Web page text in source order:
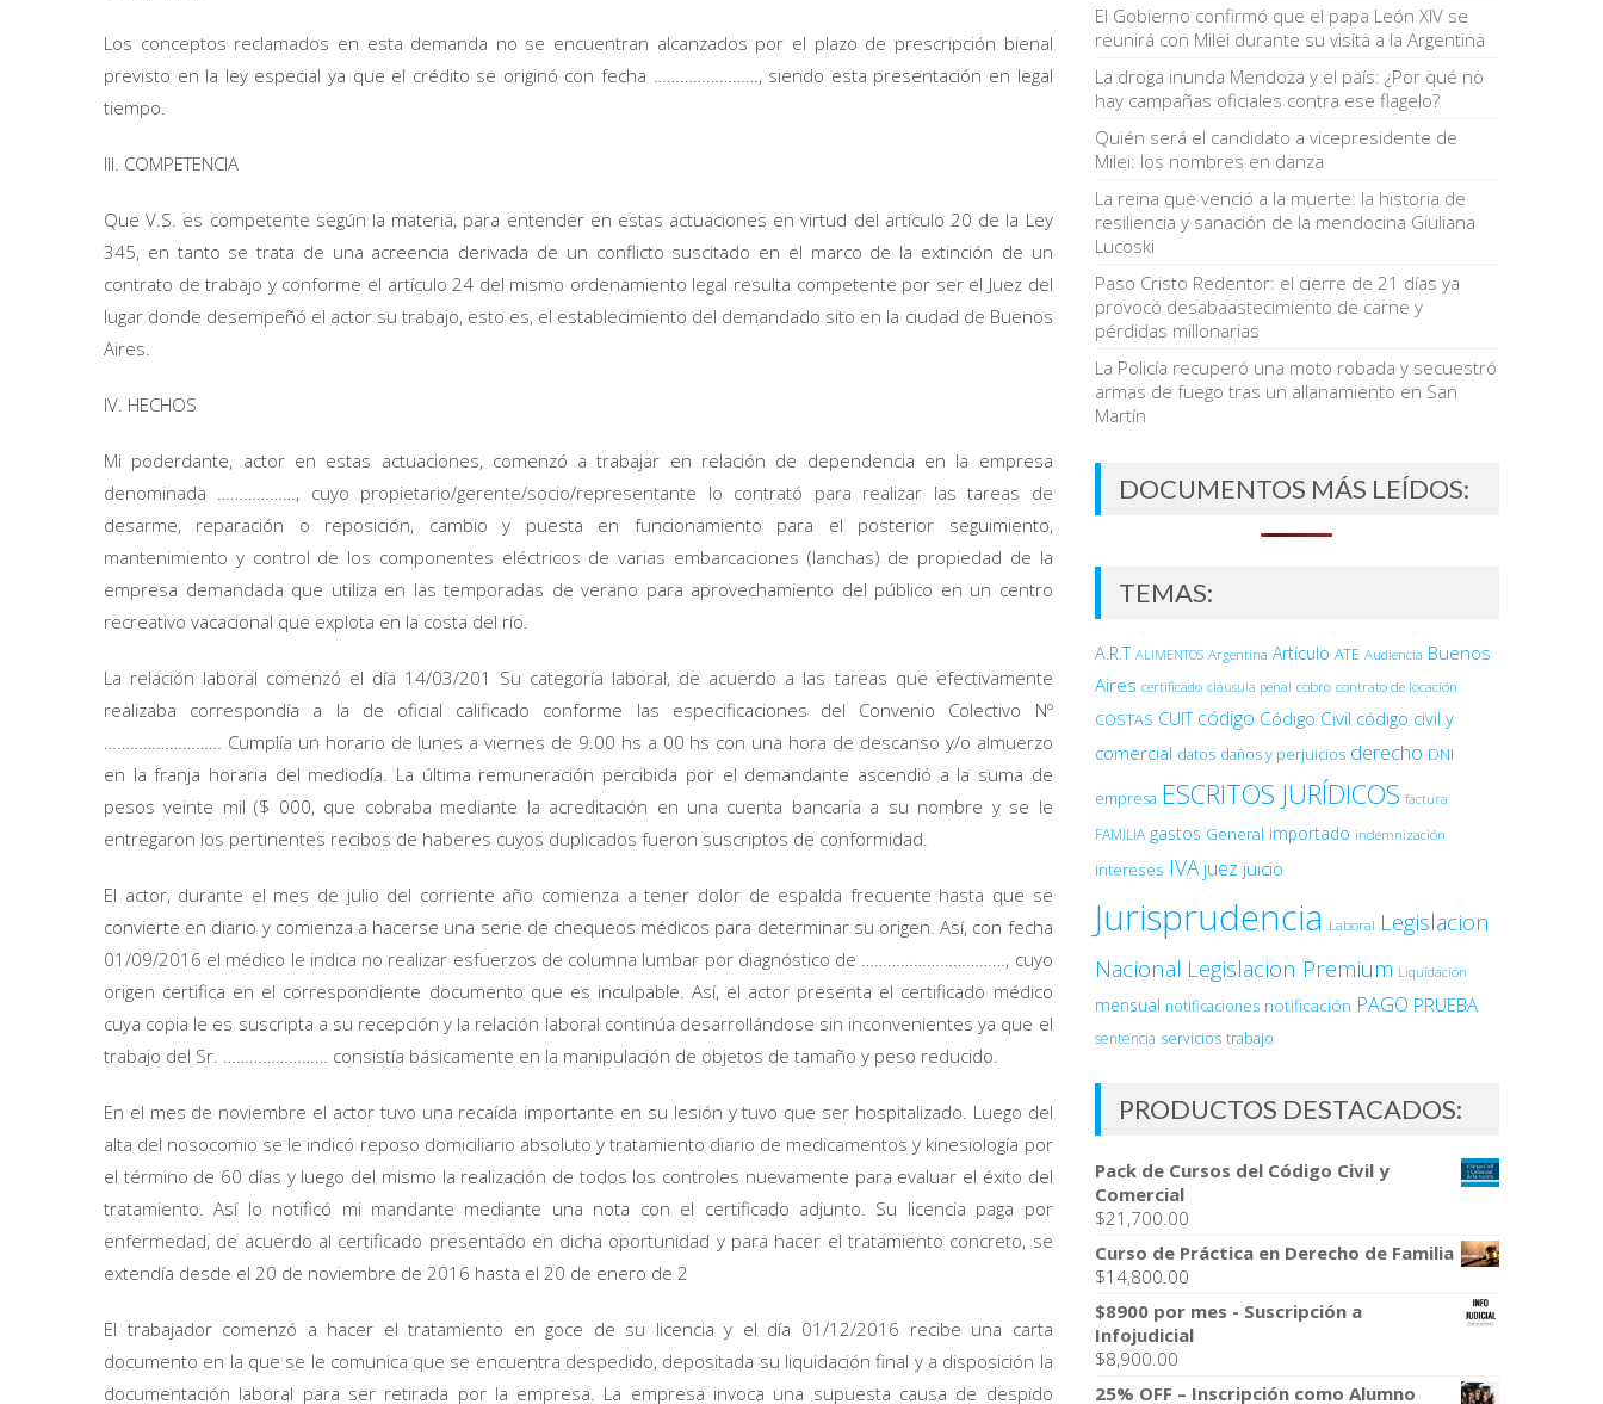
Los conceptos reclamados en esta demanda no se encuentran alcanzados por el plazo de prescripción bienal
previsto en la ley especial ya que el crédito se originó con fecha ……………………, siendo esta presentación en legal
tiempo.
III. COMPETENCIA
Que V.S. es competente según la materia, para entender en estas actuaciones en virtud del artículo 20 de la Ley
345, en tanto se trata de una acreencia derivada de un conflicto suscitado en el marco de la extinción de un
contrato de trabajo y conforme el artículo 24 del mismo ordenamiento legal resulta competente por ser el Juez del
lugar donde desempeñó el actor su trabajo, esto es, el establecimiento del demandado sito en la ciudad de Buenos
Aires.
IV. HECHOS
Mi poderdante, actor en estas actuaciones, comenzó a trabajar en relación de dependencia en la empresa
denominada ………………, cuyo propietario/gerente/socio/representante lo contrató para realizar las tareas de
desarme, reparación o reposición, cambio y puesta en funcionamiento para el posterior seguimiento,
mantenimiento y control de los componentes eléctricos de varias embarcaciones (lanchas) de propiedad de la
empresa demandada que utiliza en las temporadas de verano para aprovechamiento del público en un centro
recreativo vacacional que explota en la costa del río.
La relación laboral comenzó el día 14/03/201 Su categoría laboral, de acuerdo a las tareas que efectivamente
realizaba correspondía a la de oficial calificado conforme las especificaciones del Convenio Colectivo Nº
……………………… Cumplía un horario de lunes a viernes de 9.00 hs a 00 hs con una hora de descanso y/o almuerzo
en la franja horaria del mediodía. La última remuneración percibida por el demandante ascendió a la suma de
pesos veinte mil ($ 000, que cobraba mediante la acreditación en una cuenta bancaria a su nombre y se le
entregaron los pertinentes recibos de haberes cuyos duplicados fueron suscriptos de conformidad.
El actor, durante el mes de julio del corriente año comienza a tener dolor de espalda frecuente hasta que se
convierte en diario y comienza a hacerse una serie de chequeos médicos para determinar su origen. Así, con fecha
01/09/2016 el médico le indica no realizar esfuerzos de columna lumbar por diagnóstico de ……………………………, cuyo
origen certifica en el correspondiente documento que es inculpable. Así, el actor presenta el certificado médico
cuya copia le es suscripta a su recepción y la relación laboral continúa desarrollándose sin inconvenientes ya que el
trabajo del Sr. …………………… consistía básicamente en la manipulación de objetos de tamaño y peso reducido.
En el mes de noviembre el actor tuvo una recaída importante en su lesión y tuvo que ser hospitalizado. Luego del
alta del nosocomio se le indicó reposo domiciliario absoluto y tratamiento diario de medicamentos y kinesiología por
el término de 60 días y luego del mismo la realización de todos los controles nuevamente para evaluar el éxito del
tratamiento. Así lo notificó mi mandante mediante una nota con el certificado adjunto. Su licencia paga por
enfermedad, de acuerdo al certificado presentado en dicha oportunidad y para hacer el tratamiento concreto, se
extendía desde el 20 de noviembre de 2016 hasta el 20 de enero de 2
El trabajador comenzó a hacer el tratamiento en goce de su licencia y el día 01/12/2016 recibe una carta
documento en la que se le comunica que se encuentra despedido, depositada su liquidación final y a disposición la
documentación laboral para ser retirada por la empresa. La empresa invoca una supuesta causa de despido
El Gobierno confirmó que el papa León XIV se
reunirá con Milei durante su visita a la Argentina
La droga inunda Mendoza y el país: ¿Por qué no
hay campañas oficiales contra ese flagelo?
Quién será el candidato a vicepresidente de
Milei: los nombres en danza
La reina que venció a la muerte: la historia de
resiliencia y sanación de la mendocina Giuliana
Lucoski
Paso Cristo Redentor: el cierre de 21 días ya
provocó desabaastecimiento de carne y
pérdidas millonarias
La Policía recuperó una moto robada y secuestró
armas de fuego tras un allanamiento en San
Martín
DOCUMENTOS MÁS LEÍDOS:
TEMAS:
A.R.T ALIMENTOS Argentina Artículo ATE Audiencia Buenos
Aires certificado cláusula penal cobro contrato de locación
COSTAS CUIT código Código Civil código civil y
comercial datos daños y perjuicios derecho DNI
empresa ESCRITOS JURÍDICOS factura
FAMILIA gastos General importado indemnización
intereses IVA juez juicio
Jurisprudencia Laboral Legislacion
Nacional Legislacion Premium Liquidación
mensual notificaciones notificación PAGO PRUEBA
sentencia servicios trabajo
PRODUCTOS DESTACADOS:
Pack de Cursos del Código Civil y
Comercial
$21,700.00
Curso de Práctica en Derecho de Familia
$14,800.00
$8900 por mes - Suscripción a
Infojudicial
$8,900.00
25% OFF – Inscripción como Alumno